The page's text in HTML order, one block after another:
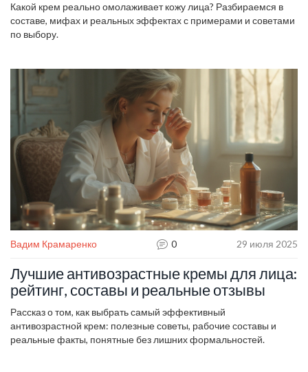
Какой крем реально омолаживает кожу лица? Разбираемся в
составе, мифах и реальных эффектах с примерами и советами
по выбору.
Вадим Крамаренко 0 29 июля 2025
Лучшие антивозрастные кремы для лица:
рейтинг, составы и реальные отзывы
Рассказ о том, как выбрать самый эффективный
антивозрастной крем: полезные советы, рабочие составы и
реальные факты, понятные без лишних формальностей.